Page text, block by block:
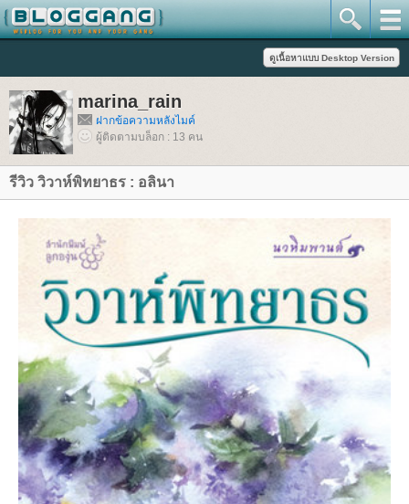
marina_rain
ฝากข้อความหลังไมค์
ผู้ติดตามบล็อก : 13 คน
รีวิว วิวาห์พิทยาธร : อลินา